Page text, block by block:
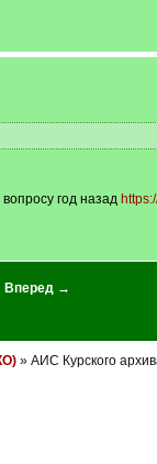
год назад
Вперед →
» АИС Курского